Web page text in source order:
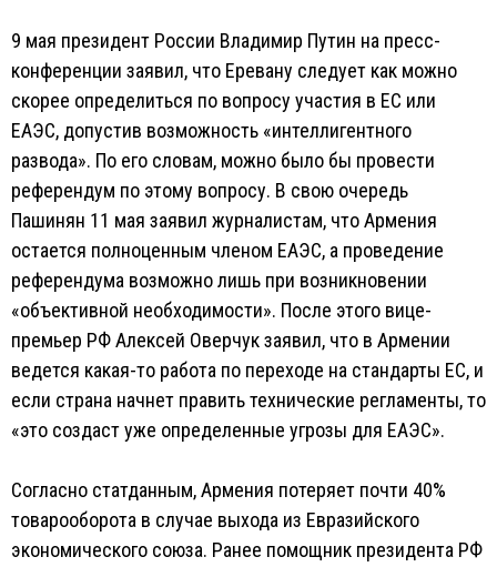
9 мая президент России Владимир Путин на пресс-
конференции заявил, что Еревану следует как можно
скорее определиться по вопросу участия в ЕС или
ЕАЭС, допустив возможность «интеллигентного
развода». По его словам, можно было бы провести
референдум по этому вопросу. В свою очередь
Пашинян 11 мая заявил журналистам, что Армения
остается полноценным членом ЕАЭС, а проведение
референдума возможно лишь при возникновении
«объективной необходимости». После этого вице-
премьер РФ Алексей Оверчук заявил, что в Армении
ведется какая-то работа по переходе на стандарты ЕС, и
если страна начнет править технические регламенты, то
«это создаст уже определенные угрозы для ЕАЭС».
Согласно статданным, Армения потеряет почти 40%
товарооборота в случае выхода из Евразийского
экономического союза. Ранее помощник президента РФ